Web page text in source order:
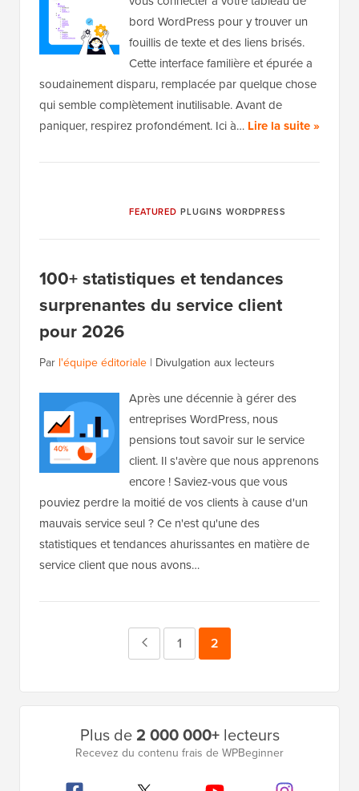
bord WordPress pour y trouver un
fouillis de texte et des liens brisés.
Cette interface familière et épurée a
soudainement disparu, remplacée par quelque chose
qui semble complètement inutilisable. Avant de
paniquer, respirez profondément. Ici à… Lire la suite »
FEATURED PLUGINS WORDPRESS
100+ statistiques et tendances
surprenantes du service client
pour 2026
Par l'équipe éditoriale | Divulgation aux lecteurs
Après une décennie à gérer des
entreprises WordPress, nous
pensions tout savoir sur le service
client. Il s'avère que nous apprenons
encore ! Saviez-vous que vous
pouviez perdre la moitié de vos clients à cause d'un
mauvais service seul ? Ce n'est qu'une des
statistiques et tendances ahurissantes en matière de
service client que nous avons…
PagePage
1 Page
2
Plus de2 000 000+lecteurs
Recevez du contenu frais de WPBeginner